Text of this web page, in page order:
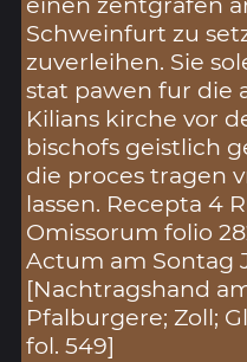
Schweinfurt zu
zuverleihen. Sie
stat pawen fur die
Kilians kirche vor
bischofs geistlich
die proces tragen
lassen. Recepta 4
Omissorum folio
Actum am Sontag
[Nachtragshand
Pfalburgere; Zoll;
fol. 549]